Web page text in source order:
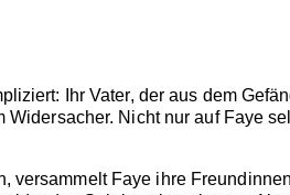
Ihr Vater, der aus dem
Nicht nur auf Faye
versammelt Faye ihre